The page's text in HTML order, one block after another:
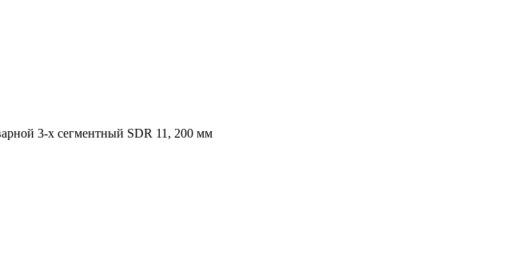
3-х сегментный SDR 11, 200 мм